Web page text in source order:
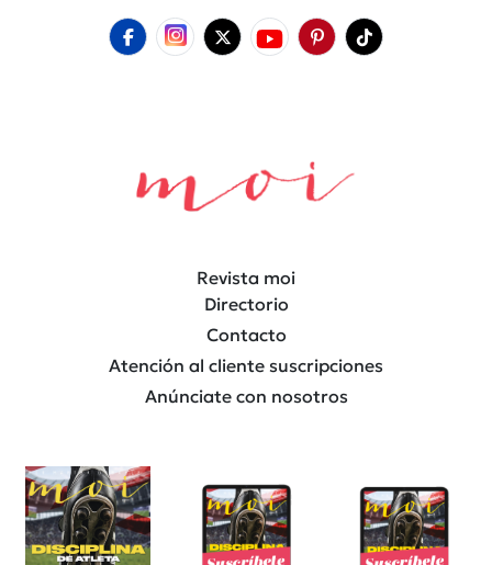
Revista moi
Directorio
Contacto
Atención al cliente suscripciones
Anúnciate con nosotros